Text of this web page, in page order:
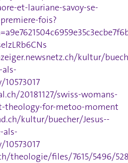
et-lauriane-savoy-se-
fois?
kultur/
20181127/swiss-womans-
theology-for-metoo-moment
kultur/buecher/Jesus--
als-
theologie/files/7615/5496/